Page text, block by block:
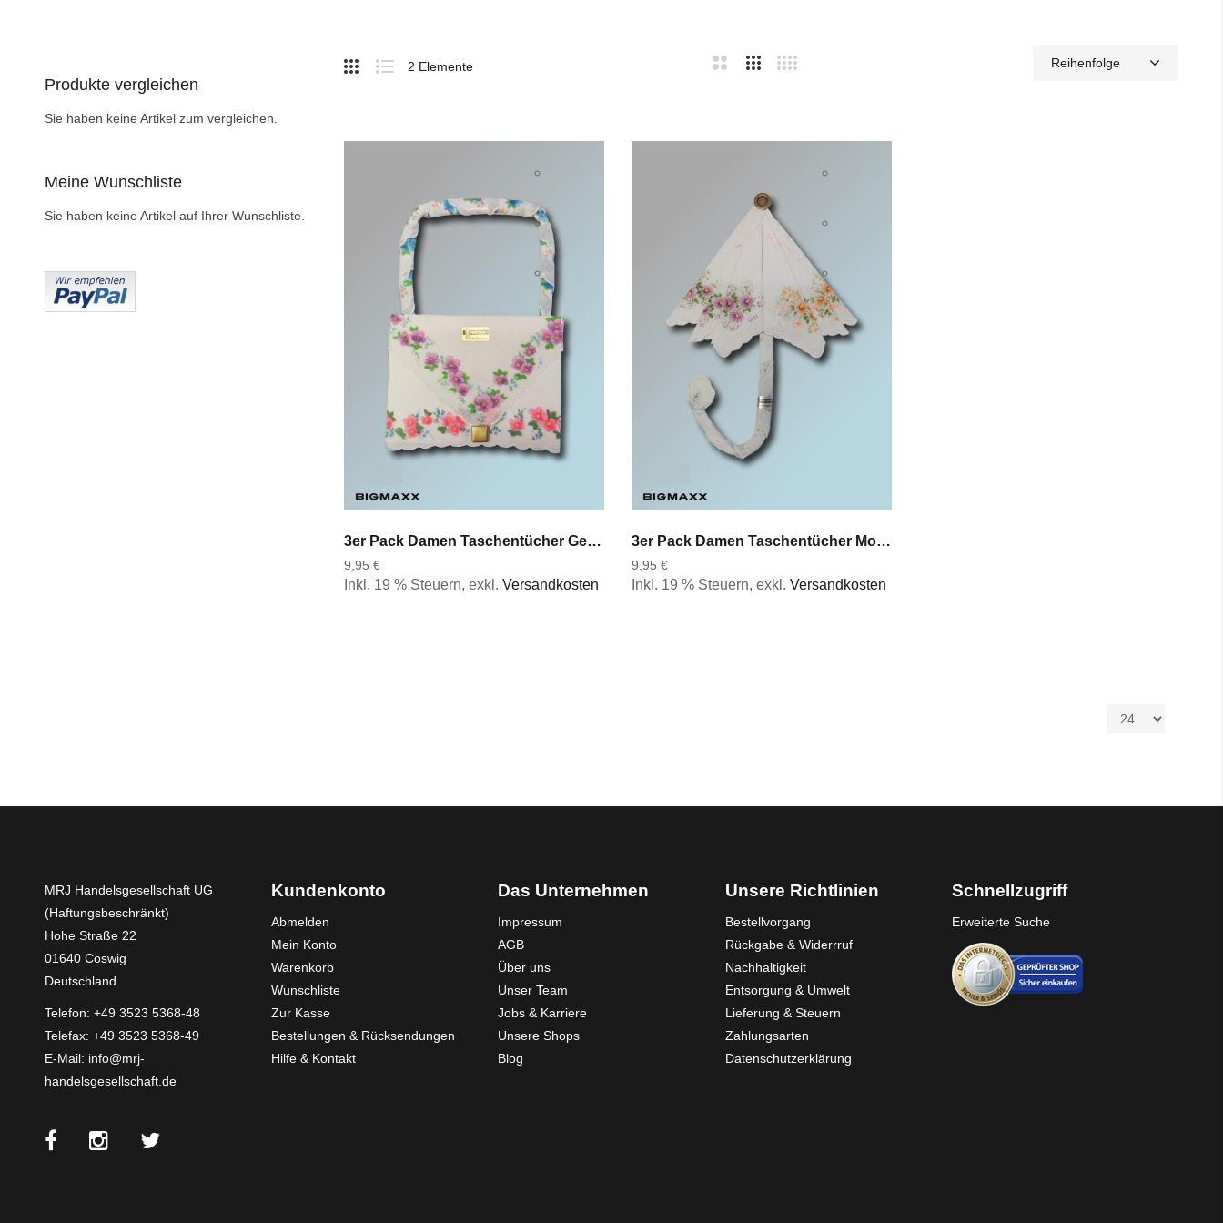
Sidebar
2 Elemente
3er Pack Damen Taschentücher Geschenkset Motiv Handtasche Stofftaschentücher
9,95 €
Inkl. 19 % Steuern,exkl.Versandkosten
3er Pack Damen Taschentücher Motiv Regenschirm Geschenkset Stofftaschentücher
9,95 €
Inkl. 19 % Steuern, exkl. Versandkosten
Produkte vergleichen
Sie haben keine Artikel zum vergleichen.
Meine Wunschliste
Sie haben keine Artikel auf Ihrer Wunschliste.
MRJ Handelsgesellschaft UG
(Haftungsbeschränkt)
Hohe Straße 22
01640 Coswig
Deutschland
Telefon: +49 3523 5368-48
Telefax: +49 3523 5368-49
E-Mail: info@mrj-
handelsgesellschaft.de
Kundenkonto
Abmelden
Mein Konto
Warenkorb
Wunschliste
Zur Kasse
Bestellungen & Rücksendungen
Hilfe & Kontakt
Das Unternehmen
Impressum
AGB
Über uns
Unser Team
Jobs & Karriere
Unsere Shops
Blog
Unsere Richtlinien
Bestellvorgang
Rückgabe & Widerrruf
Nachhaltigkeit
Entsorgung & Umwelt
Lieferung & Steuern
Zahlungsarten
Datenschutzerklärung
Schnellzugriff
Erweiterte Suche